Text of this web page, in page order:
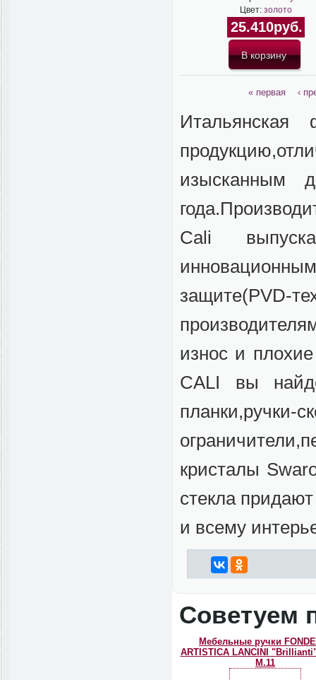
Цвет: золото
25.410руб.
« первая ‹
изысканным
Cali
защите(PVD-
износ и
CALI вы
кристалы
стекла
и всему
Советуем
Мебельные ручки
ARTISTICA LANCINI
М.11